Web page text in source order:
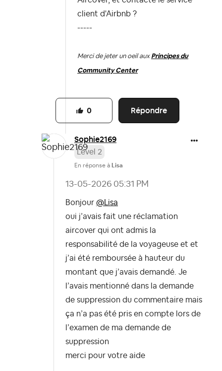
client d'Airbnb ?
-----
Merci de jeter un oeil aux Principes du
Community Center
Répondre
0
Sophie2169
Level 2
En réponse à Lisa
‎13-05-2026 05:31 PM
Bonjour @Lisa
oui j’avais fait une réclamation
aircover qui ont admis la
responsabilité de la voyageuse et et
j’ai été remboursée à hauteur du
montant que j’avais demandé. Je
l’avais mentionné dans la demande
de suppression du commentaire mais
ça n’a pas été pris en compte lors de
l’examen de ma demande de
suppression
merci pour votre aide